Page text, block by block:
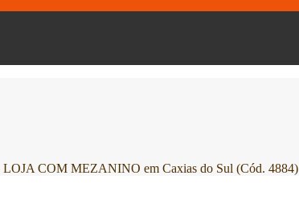
COM MEZANINO em Caxias do Sul (Cód. 4884)